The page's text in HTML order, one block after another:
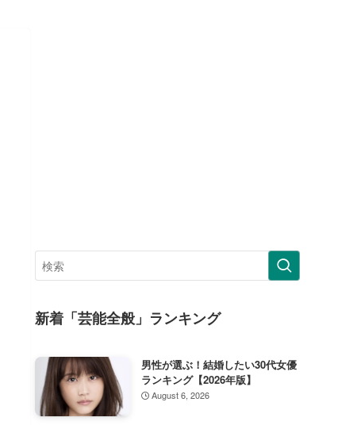
新着「芸能全般」ランキング
男性が選ぶ！結婚したい30代女優
ランキング【2026年版】
August 6, 2026